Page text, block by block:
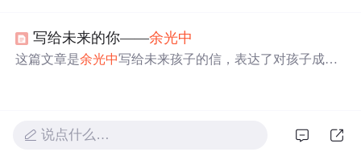
独特见解。
写给未来的你——余光中
这篇文章是余光中写给未来孩子的信，表达了对孩子成为
说点什么…